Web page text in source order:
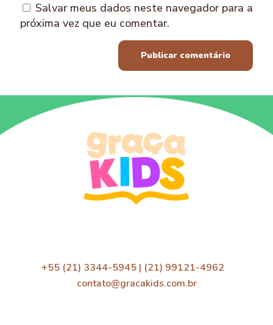
Salvar meus dados neste navegador para a
próxima vez que eu comentar.
+55 (21) 3344-5945 | (21) 99121-4962
contato@gracakids.com.br